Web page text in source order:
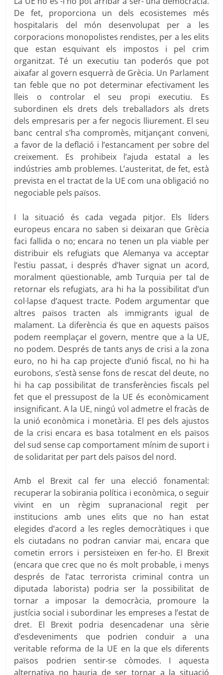
De fet, proporciona un dels ecosistemes més
hospitalaris del món desenvolupat per a les
corporacions monopolistes rendistes, per a les elits
que estan esquivant els impostos i pel crim
organitzat. Té un executiu tan poderós que pot
aixafar al govern esquerrà de Grècia. Un Parlament
tan feble que no pot determinar efectivament les
lleis o controlar el seu propi executiu. Es
subordinen els drets dels treballadors als drets
dels empresaris per a fer negocis lliurement. El seu
banc central s’ha compromès, mitjançant conveni,
a favor de la deflació i l’estancament per sobre del
creixement. Es prohibeix l’ajuda estatal a les
indústries amb problemes. L’austeritat, de fet, està
prevista en el tractat de la UE com una obligació no
negociable pels països.
I la situació és cada vegada pitjor. Els líders
europeus encara no saben si deixaran que Grècia
faci fallida o no; encara no tenen un pla viable per
distribuir els refugiats que Alemanya va acceptar
l’estiu passat, i després d’haver signat un acord,
moralment qüestionable, amb Turquia per tal de
retornar els refugiats, ara hi ha la possibilitat d’un
col·lapse d’aquest tracte. Podem argumentar que
altres països tracten als immigrants igual de
malament. La diferència és que en aquests països
podem reemplaçar el govern, mentre que a la UE,
no podem. Després de tants anys de crisi a la zona
euro, no hi ha cap projecte d’unió fiscal, no hi ha
eurobons, s’està sense fons de rescat del deute, no
hi ha cap possibilitat de transferències fiscals pel
fet que el pressupost de la UE és econòmicament
insignificant. A la UE, ningú vol admetre el fracàs de
la unió econòmica i monetària. El pes dels ajustos
de la crisi encara es basa totalment en els països
del sud sense cap comportament mínim de suport i
de solidaritat per part dels països del nord.
Amb el Brexit cal fer una elecció fonamental:
recuperar la sobirania política i econòmica, o seguir
vivint en un règim supranacional regit per
institucions amb unes elits que no han estat
elegides d’acord a les regles democràtiques i que
els ciutadans no podran canviar mai, encara que
cometin errors i persisteixen en fer-ho. El Brexit
(encara que crec que no és molt probable, i menys
després de l’atac terrorista criminal contra un
diputada laborista) podria ser la possibilitat de
tornar a imposar la democràcia, promoure la
justícia social i subordinar les empreses a l’estat de
dret. El Brexit podria desencadenar una sèrie
d’esdeveniments que podrien conduir a una
veritable reforma de la UE en la que els diferents
països podrien sentir-se còmodes. I aquesta
alternativa no hauria de ser tornar a la situació